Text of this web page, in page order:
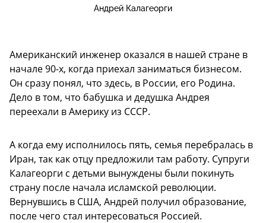
Андрей Калагеорги
Американский инженер оказался в нашей стране в
начале 90-х, когда приехал заниматься бизнесом.
Он сразу понял, что здесь, в России, его Родина.
Дело в том, что бабушка и дедушка Андрея
переехали в Америку из СССР.
А когда ему исполнилось пять, семья перебралась в
Иран, так как отцу предложили там работу. Супруги
Калагеорги с детьми вынуждены были покинуть
страну после начала исламской революции.
Вернувшись в США, Андрей получил образование,
после чего стал интересоваться Россией.